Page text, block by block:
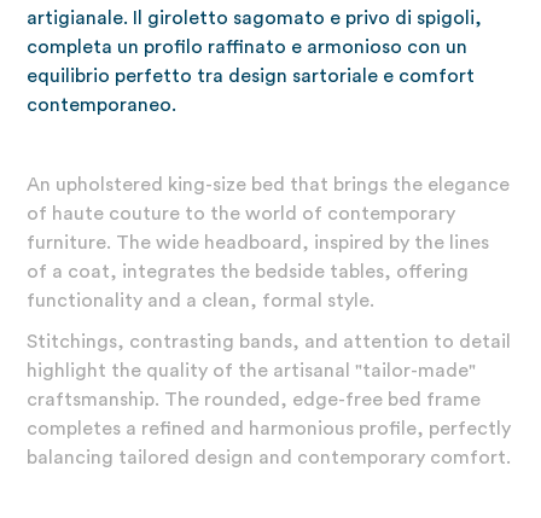
artigianale. Il giroletto sagomato e privo di spigoli,
completa un profilo raffinato e armonioso con un
equilibrio perfetto tra design sartoriale e comfort
contemporaneo.
An upholstered king-size bed that brings the elegance
of haute couture to the world of contemporary
furniture. The wide headboard, inspired by the lines
of a coat, integrates the bedside tables, offering
functionality and a clean, formal style.
Stitchings, contrasting bands, and attention to detail
highlight the quality of the artisanal "tailor-made"
craftsmanship. The rounded, edge-free bed frame
completes a refined and harmonious profile, perfectly
balancing tailored design and contemporary comfort.